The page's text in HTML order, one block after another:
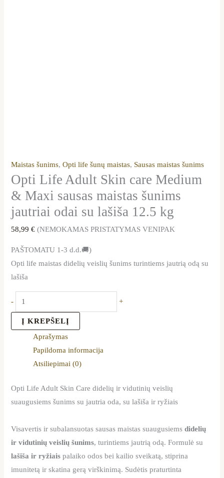
Maistas šunims,Opti life šunų maistas, Sausas maistas šunims
Opti Life Adult Skin care Medium
& Maxi sausas maistas šunims
jautriai odai su lašiša 12.5 kg
58,99€ (NEMOKAMAS PRISTATYMAS VENIPAK
PAŠTOMATU 1-3 d.d.🚚)
Opti life maistas didelių veislių šunims turintiems jautrią odą su
lašiša
- +
Į KREPŠELĮ
Aprašymas
Papildoma informacija
Atsiliepimai (0)
Opti Life Adult Skin Care didelių ir vidutinių veislių
suaugusiems šunims su jautria oda, su lašiša ir ryžiais
Visavertis ir subalansuotas sausas maistas suaugusiemsdidelių
ir vidutinių veislių šunims, turintiems jautrią odą. Formulė su
lašiša ir ryžiais palaiko odos bei kailio sveikatą, stiprina
imunitetą ir skatina gerą virškinimą. Sudėtis praturtinta